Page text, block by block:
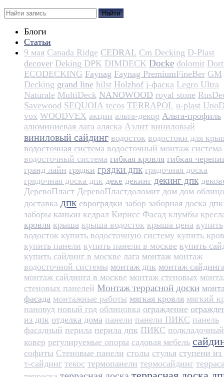
Найти
Блоги
Статьи
9 мая Canada Ridge CEDRAL Cm Decking D-Plast
decover Deking DPK DIMDECK Docke dolomit
ECODECKING Faynag Faynag Premium​​​​​​​​​​FineBer GM
Decking grand line hilst Holzhof j-фаска Legro Ultra
Naturale MultiDeck NANOWOOD royal stone
Savewood SEQUOIA tecos TERRAPOL u-plast
vox WOODVEX акции альта-декор Альта-профиль
алюминиевая лага аляска Аэлит виниловый
виниловый сайдинг водосток водостоки для
водосточная система водосточный монтаж система
водосточный система гибкая кровля гибкая
гранд лайн грядки грядки дпк грядочная доска
грядочная доска дпк деке декинг декинг дпк
ДеревоПласт ДеревоПласт​доломит дом дом
доставка дпк еврогрядки забор заборная доска дпк
заборы каньон кедрал Кирисс Фасад клумбы
кровля крыша крыша водосток крыша цена купить
водосток купить водосточную систему купить
купить панели купить панели в москве купить
купить сайдинг в москве лага монтаж монтаж
водосточной системы монтаж дпк монтаж
монтаж сайдинга в москве монтаж стеновых
стеновых панелей Монтаж террасной доски
фасада монтажные работы мягкая кровля мягкий
нановуд новый год облицовка ограждение
из дпк отделка дома панели панели ПИКС панель
фасадный перила перила дпк ПИКС подкладочный
ковер регулируемые опоры садовая мебель
софиты Стеновые панели столы стулья ступени
т-сайдинг текос термопанели термосайдинг